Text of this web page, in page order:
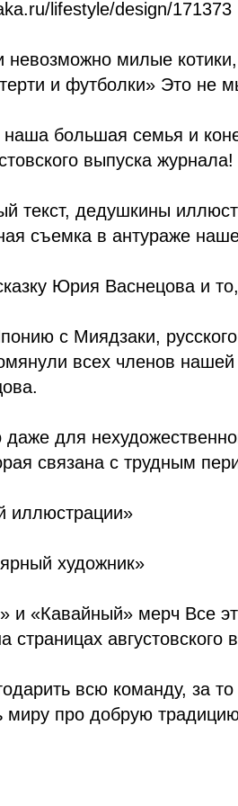
lifestyle/design/171373
невозможно милые
и футболки» Это не
большая семья и
выпуска журнала!
текст, дедушкины
съемка в антураже
Юрия Васнецова и
с Миядзаки,
всех членов
для
связана с трудным
иллюстрации»
художник»
и «Кавайный» мерч Все
страницах августовского
всю команду, за
миру про добрую